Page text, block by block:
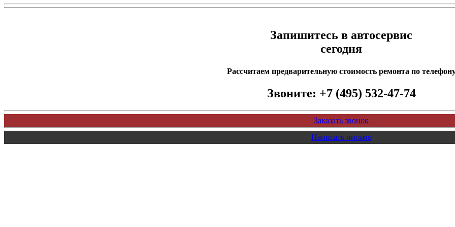
Запишитесь в автосервис
сегодня
Рассчитаем предварительную стоимость ремонта по
Звоните: +7 (495) 532-47-74
Заказать звонок
Написать письмо